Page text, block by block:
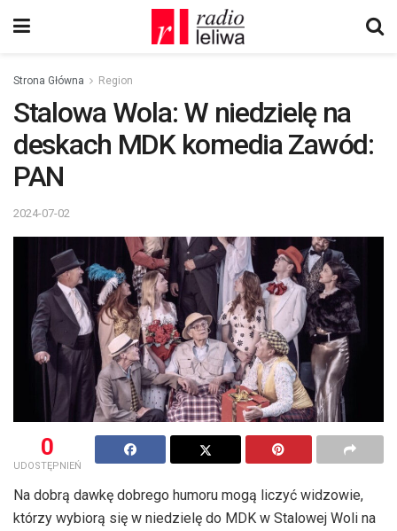
Strona Główna Region
Stalowa Wola: W niedzielę na
deskach MDK komedia Zawód:
PAN
2024-07-02
0
UDOSTĘPNIEŃ
Na dobrą dawkę dobrego humoru mogą liczyć widzowie,
którzy wybiorą się w niedzielę do MDK w Stalowej Woli na